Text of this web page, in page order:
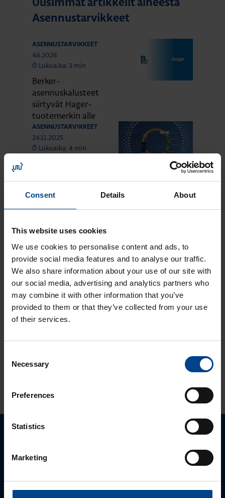
Consent Details About
This website uses cookies
We use cookies to personalise content and ads, to
provide social media features and to analyse our traffic.
We also share information about your use of our site with
our social media, advertising and analytics partners who
may combine it with other information that you’ve
provided to them or that they’ve collected from your use
of their services.
Selection
Necessary
Preferences
Statistics
Marketing
Uusimmat artikkelit aiheesta
Asennustarvikkeet
ASENNUSTARVIKKEET
4.6.2026
Lukuaika: 3 min
Berker-
asennuskalusteet
siirtyvät Hager-
tuotemerkin alle
ASENNUSTARVIKKEET
24.11.2025
Lukuaika: 4 min
järjestelmässä
ASENNUSTARVIKKEET
Lukuaika: 3 min
Matter – uusi
älykotistandardi
ASENNUSTARVIKKEET
16.10.2025
Uuden sukupolven
domovea Plus
V1:n
parhaan ratkaisun. Otathan yhteyttä puhelimitse,
sähköpostitse tai verkkolomakkeen kautta.